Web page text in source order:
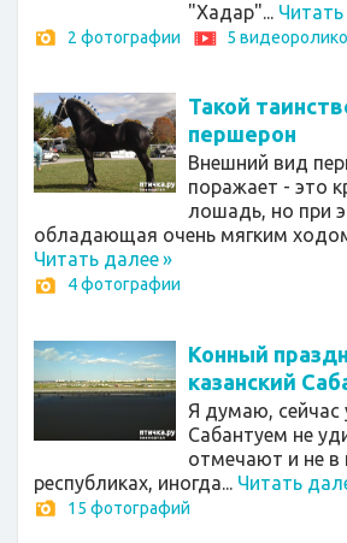
"Хадар"...
2 фотографии 5
Такой
першерон
Внешний вид
поражает - это
лошадь, но при
обладающая очень мягким ходом
Читать далее»
4 фотографии
Конный
казанский
Я думаю, сейчас
Сабантуем не
отмечают и не в
республиках, иногда... Читать
15 фотографий